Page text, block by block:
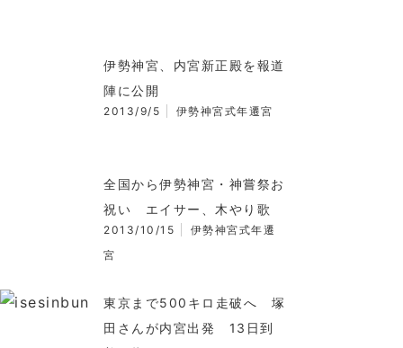
伊勢神宮、内宮新正殿を報道
陣に公開
2013/9/5 伊勢神宮式年遷宮
全国から伊勢神宮・神嘗祭お
祝い エイサー、木やり歌
2013/10/15
伊勢神宮式年遷
宮
東京まで500キロ走破へ 塚
田さんが内宮出発 13日到